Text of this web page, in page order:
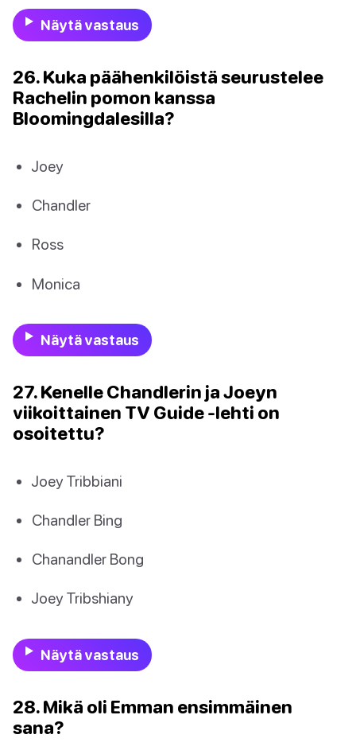
Näytä vastaus
26. Kuka päähenkilöistä seurustelee
Rachelin pomon kanssa
Bloomingdalesilla?
Joey
Chandler
Ross
Monica
Näytä vastaus
27. Kenelle Chandlerin ja Joeyn
viikoittainen TV Guide -lehti on
osoitettu?
Joey Tribbiani
Chandler Bing
Chanandler Bong
Joey Tribshiany
Näytä vastaus
28. Mikä oli Emman ensimmäinen
sana?